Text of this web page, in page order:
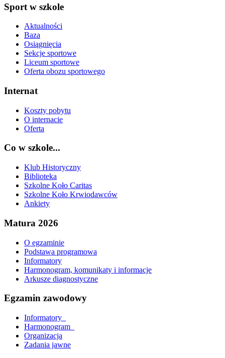
Sport w szkole
Aktualności
Baza
Osiągnięcia
Sekcje sportowe
Liceum sportowe
Oferta obozu sportowego
Internat
Koszty pobytu
O internacie
Oferta
Co w szkole...
Klub Historyczny
Biblioteka
Szkolne Koło Caritas
Szkolne Koło Krwiodawców
Ankiety
Matura 2026
O egzaminie
Podstawa programowa
Informatory
Harmonogram, komunikaty i informacje
Arkusze diagnostyczne
Egzamin zawodowy
Informatory_
Harmonogram_
Organizacja
Zadania jawne